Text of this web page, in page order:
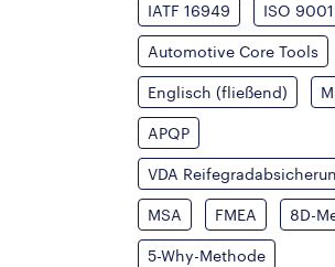
IATF 16949 ISO 9001
Automotive Core Tools
Englisch (fließend)
APQP
VDA
MSA FMEA 8D-
5-Why-Methode